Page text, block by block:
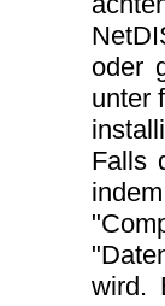
oder
unter
Falls
wird.